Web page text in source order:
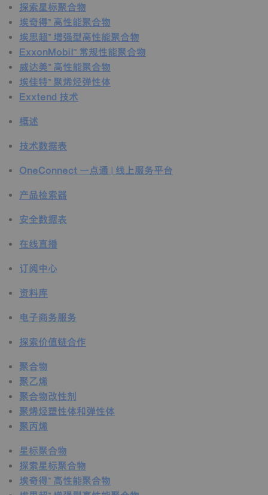
探索星标聚合物
埃奇得™ 高性能聚合物
埃思超™ 增强型高性能聚合物
ExxonMobil™ 常规性能聚合物
威达美™ 高性能聚合物
埃佳特™ 聚烯烃弹性体
Exxtend 技术
概述
技术数据表
OneConnect 一点通 | 线上服务平台
产品检索器
安全数据表
在线直播
订阅中心
资料库
电子商务服务
探索价值链合作
聚合物
聚乙烯
聚合物改性剂
聚烯烃塑性体和弹性体
聚丙烯
星标聚合物
探索星标聚合物
埃奇得™ 高性能聚合物